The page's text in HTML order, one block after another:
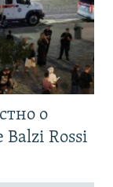
о
Balzi Rossi